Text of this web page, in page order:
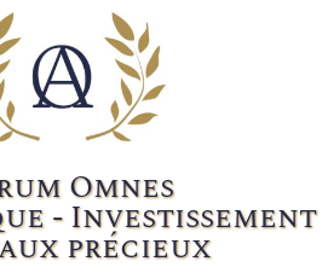
Omnes
- Investissement
précieux